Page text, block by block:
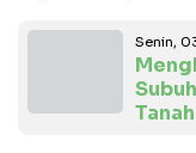
Senin,